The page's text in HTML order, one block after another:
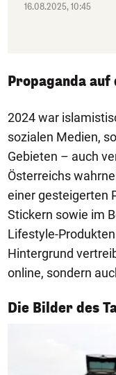
16.08.2025, 10:45
Propaganda auf
2024 war
sozialen Medien,
Gebieten – auch
Österreichs
einer gesteigerten
Stickern sowie im
Lifestyle-
Hintergrund
online, sondern
Die Bilder des
1/50